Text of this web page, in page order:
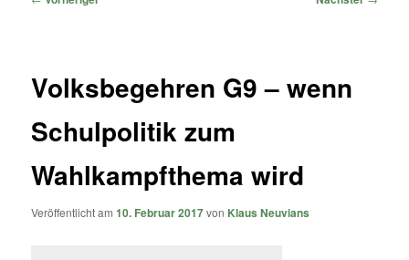
Volksbegehren G9 – wenn
Schulpolitik zum
Wahlkampfthema wird
Veröffentlicht am10. Februar 2017von Klaus Neuvians